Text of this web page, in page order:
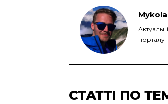
порталу
СТАТТІ ПО